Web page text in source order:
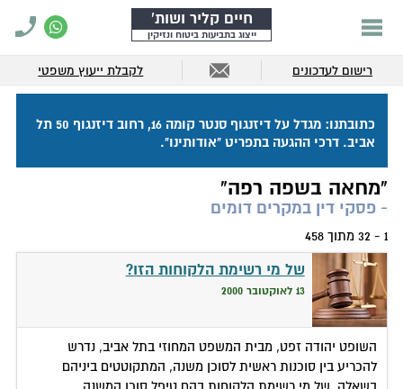
חיים קליר ושות'
ייצוג בתביעות ביטוח ונזיקין
רישום לעדכונים לקבלת ייעוץ משפטי
כתובתנו: מגדל על דיזנגוף סנטר קומה 16, רחוב דיזנגוף 50 תל
אביב. דרכי ההגעה בתפריט "אודותינו".
"מחאה בשפה רפה"
- פסקי דין במקרים דומים
1 - 32 מתוך 458
של מי רשימת הלקוחות הזו?
13 לאוקטובר 2000
השופט יהודה זפט, מבית המשפט המחוזי בתל אביב, נדרש
להכריע בין סוכנות ראשית לסוכן משנה, המתקוטטים ביניהם